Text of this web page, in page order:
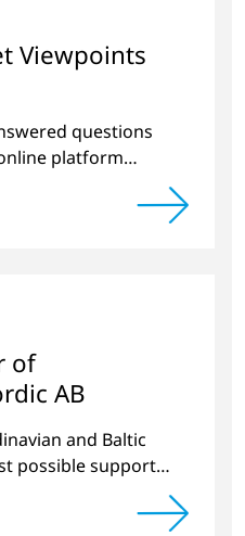
Viewpoints
questions
platform
review of 2021 and a
of
AB
and Baltic
possible support